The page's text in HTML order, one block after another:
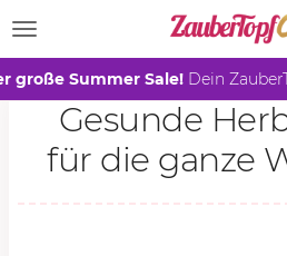
TOGGLE NAVIGATION
große Summer Sale! Dein
Gesunde
für die ganze